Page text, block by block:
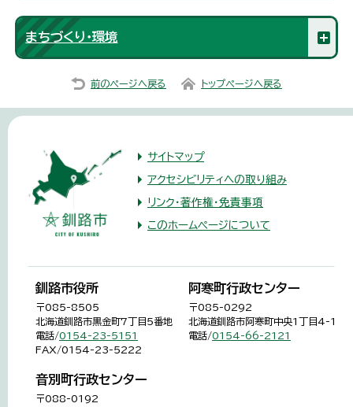
まちづくり・環境
前のページへ戻る トップページへ戻る
サイトマップ
アクセシビリティへの取り組み
リンク・著作権・免責事項
このホームページについて
釧路市役所
〒085-8505
北海道釧路市黒金町7丁目5番地
電話/0154-23-5151
FAX/0154-23-5222
阿寒町行政センター
〒085-0292
北海道釧路市阿寒町中央1丁目4-1
電話/0154-66-2121
音別町行政センター
〒088-0192